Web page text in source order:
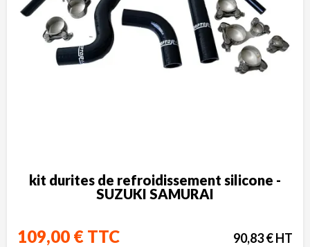
kit durites de refroidissement silicone -
SUZUKI SAMURAI
109,00 € TTC 90,83 € HT